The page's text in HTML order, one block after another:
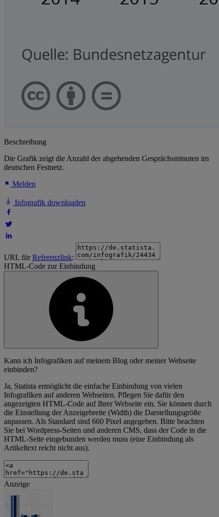
Beschreibung
Die Grafik zeigt die Anzahl der abgehenden Gesprächsminuten im
deutschen Festnetz.
Melden
Infografik downloaden
URL fürReferenzlink:
HTML-Code zur Einbindung
Kann ich Infografiken auf meinem Blog oder meiner Webseite
einbinden?
Ja, Statista ermöglicht die einfache Einbindung von vielen
Infografiken auf anderen Webseiten. Pflegen Sie dafür den
angezeigten HTML-Code auf Ihrer Webseite ein. Sie können durch
die Einstellung der Anzeigebreite (Width) die Darstellungsgröße
anpassen. Als Standard sind 660 Pixel angegeben. Bitte beachten
Sie bei Wordpress-Seiten und anderen CMS, dass der Code in die
HTML-Seite eingebunden werden muss (eine Einbindung als
Artikeltext reicht nicht aus).
Anzeige